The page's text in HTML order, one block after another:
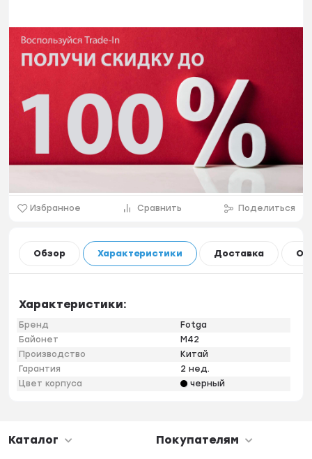
Избранное Сравнить Поделиться
Обзор Характеристики Доставка
Характеристики:
Бренд
Fotga
Байонет
М42
Производство
Китай
Гарантия
2 нед.
Цвет корпуса
черный
Каталог Покупателям